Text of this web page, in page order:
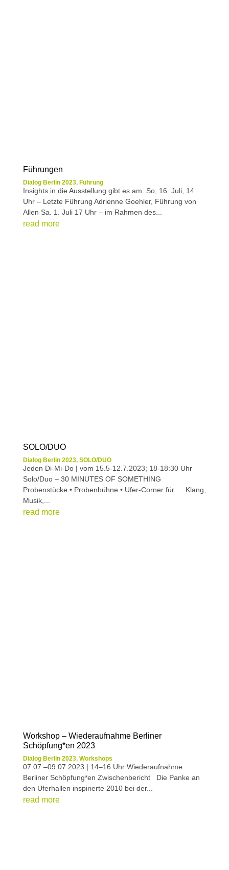
Führungen
Dialog Berlin 2023, Führung
Insights in die Ausstellung gibt es am: So, 16. Juli, 14
Uhr – Letzte Führung Adrienne Goehler, Führung von
Allen Sa. 1. Juli 17 Uhr – im Rahmen des...
read more
SOLO/DUO
Dialog Berlin 2023, SOLO/DUO
Jeden Di-Mi-Do | vom 15.5-12.7.2023; 18-18:30 Uhr
Solo/Duo – 30 MINUTES OF SOMETHING
Probenstücke • Probenbühne • Ufer-Corner für … Klang,
Musik,...
read more
Workshop – Wiederaufnahme Berliner
Schöpfung*en 2023
Dialog Berlin 2023, Workshops
07.07.–09.07.2023 | 14–16 Uhr Wiederaufnahme
Berliner Schöpfung*en Zwischenbericht Die Panke an
den Uferhallen inspirierte 2010 bei der...
read more